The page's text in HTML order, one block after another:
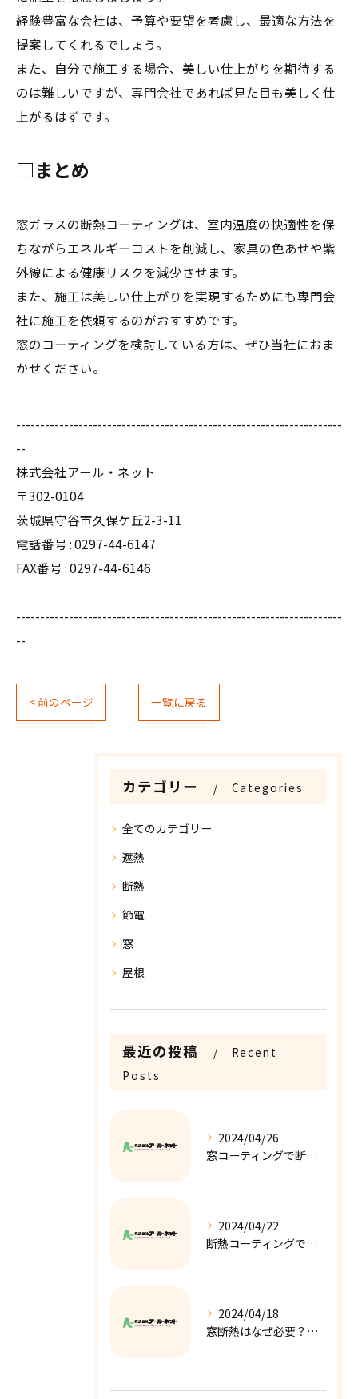
経験豊富な会社は、予算や要望を考慮し、最適な方法を
提案してくれるでしょう。
また、自分で施工する場合、美しい仕上がりを期待する
のは難しいですが、専門会社であれば見た目も美しく仕
上がるはずです。
□まとめ
窓ガラスの断熱コーティングは、室内温度の快適性を保
ちながらエネルギーコストを削減し、家具の色あせや紫
外線による健康リスクを減少させます。
また、施工は美しい仕上がりを実現するためにも専門会
社に施工を依頼するのがおすすめです。
窓のコーティングを検討している方は、ぜひ当社におま
かせください。
--------------------------------------------------------------------
--
株式会社アール・ネット
〒302-0104
茨城県守谷市久保ケ丘2-3-11
電話番号 :0297-44-6147
FAX番号 : 0297-44-6146
--------------------------------------------------------------------
--
< 前のページ 一覧に戻る
カテゴリー Categories
全てのカテゴリー
遮熱
断熱
節電
窓
屋根
最近の投稿
Recent
Posts
2024/04/26
窓コーティングで断熱性を向上！快適な室内環境への第一歩！
2024/04/22
断熱コーティングで窓の結露を解消！快適な室内環境の実現！
2024/04/18
窓断熱はなぜ必要？窓断熱のメリットを解説します！